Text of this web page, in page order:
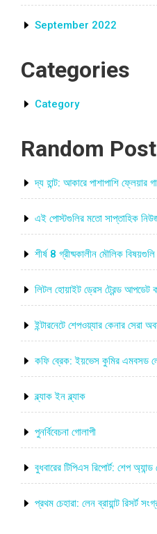
September 2022
Categories
Category
Random
দ্য হান্ট: আকারে পাশাপাশি ফ্লেয়ার
এই পোস্টগুলির মতো সাপ্তাহিক
শীর্ষ 8 গ্রীষ্মকালীন মৌলিক
লিটল হোয়াইট ড্রেস ট্রেন্ড আপডেট
ইন্টারনেটে শেপওয়্যার কেনার সেরা
কফি ব্রেক: ইয়ভেস কুমির এমবসড
ব্ল্যাক ইন ব্ল্যাক
পুনর্বিবেচনা গোলাপী
বুধবারের টিপিএস রিপোর্ট: শেপ
প্রথম চেহারা: লেন ব্রায়ান্ট রিসর্ট